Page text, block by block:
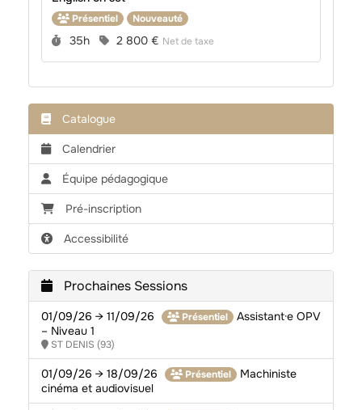
Présentiel Nouveauté
Durée :
35h Prix :
2 800 € Net de taxe
Catalogue
Calendrier
Équipe pédagogique
Pré-inscription
Accessibilité
Prochaines Sessions
01/09/26 → 11/09/26 Présentiel
Assistant·e OPV
– Niveau 1
ST DENIS (93)
01/09/26 → 18/09/26 Présentiel
Machiniste
cinéma et audiovisuel